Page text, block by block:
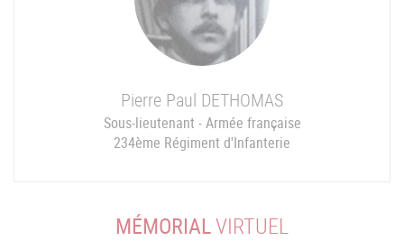
Pierre Paul DETHOMAS
Sous-lieutenant - Armée française
234ème Régiment d'Infanterie
MÉMORIALVIRTUEL